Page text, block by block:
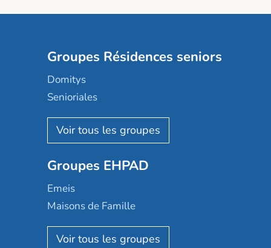
Groupes Résidences seniors
Domitys
Senioriales
Nohée
Les Résidentiels
Mobicap
Domusvi
Happy Senior
Aquarelia
Groupes EHPAD
Emeis
Maisons de Famille
Korian
Emera